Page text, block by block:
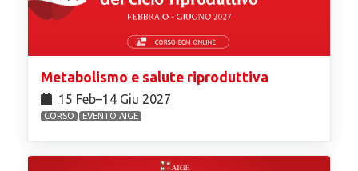
Metabolismo e salute riproduttiva
15 Feb⁠–14 Giu 2027
CORSO EVENTO AIGE